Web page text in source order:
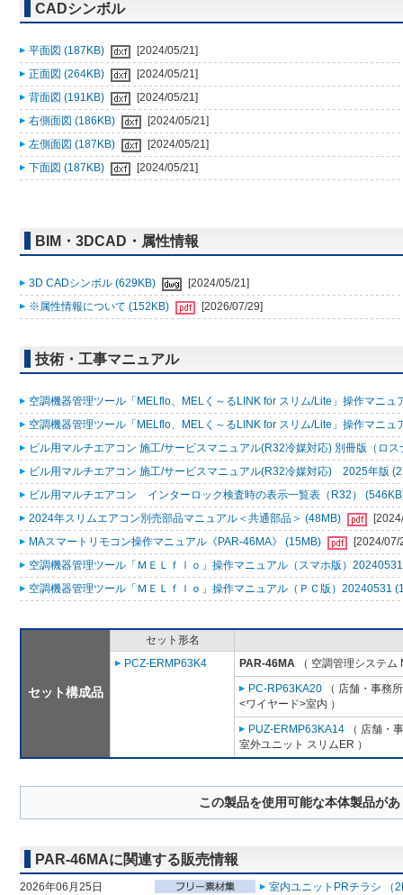
CADシンボル
平面図 (187KB)
[2024/05/21]
正面図 (264KB)
[2024/05/21]
背面図 (191KB)
[2024/05/21]
右側面図 (186KB)
[2024/05/21]
左側面図 (187KB)
[2024/05/21]
下面図 (187KB)
[2024/05/21]
BIM・3DCAD・属性情報
3D CADシンボル (629KB)
[2024/05/21]
※属性情報について (152KB)
[2026/07/29]
技術・工事マニュアル
空調機器管理ツール「MELflo、MELく～るLINK for スリム/Lite」操作マニュ
空調機器管理ツール「MELflo、MELく～るLINK for スリム/Lite」操作マニュ
ビル用マルチエアコン 施工/サービスマニュアル(R32冷媒対応) 別冊版（ロ
ビル用マルチエアコン 施工/サービスマニュアル(R32冷媒対応) 2025年版
ビル用マルチエアコン インターロック検査時の表示一覧表（R32）
2024年スリムエアコン別売部品マニュアル＜共通部品＞ (48MB)
MAスマートリモコン操作マニュアル《PAR-46MA》 (15MB)
[2024/07/
空調機器管理ツール「ＭＥＬｆｌｏ」操作マニュアル（スマホ版）
空調機器管理ツール「ＭＥＬｆｌｏ」操作マニュアル（ＰＣ版）20240531
セット構成品
セット形名
PCZ-ERMP63K4
PAR-46MA （ 空調管理システム
PC-RP63KA20 （ 店舗・事務
<ワイヤード>室内 ）
PUZ-ERMP63KA14 （ 店舗・
室外ユニット スリムER ）
この製品を使用可能な本体製品が
PAR-46MAに関連する販売情報
2026年06月25日
室内ユニットPRチラシ （